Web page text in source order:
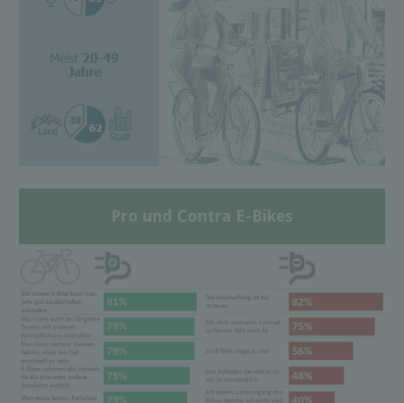
Pro und Contra E-Bikes